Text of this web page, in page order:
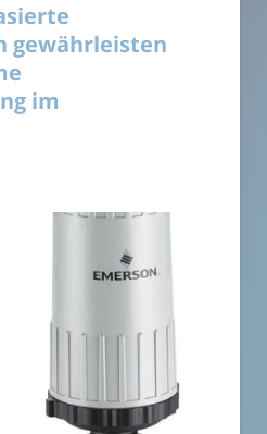
gewährleisten
im